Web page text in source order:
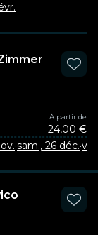
À partir de
24,00 €
·sam., 26 déc.·